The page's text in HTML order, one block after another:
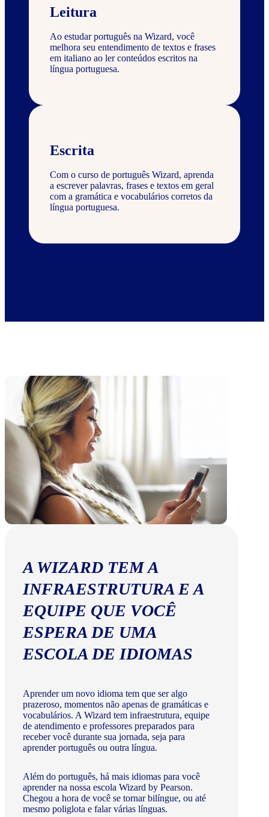
Leitura
Ao estudar português na Wizard, você
melhora seu entendimento de textos e frases
em italiano ao ler conteúdos escritos na
língua portuguesa.
Escrita
Com o curso de português Wizard, aprenda
a escrever palavras, frases e textos em geral
com a gramática e vocabulários corretos da
língua portuguesa.
A WIZARD TEM A
INFRAESTRUTURA E A
EQUIPE QUE VOCÊ
ESPERA DE UMA
ESCOLA DE IDIOMAS
Aprender um novo idioma tem que ser algo
prazeroso, momentos não apenas de gramáticas e
vocabulários. A Wizard tem infraestrutura, equipe
de atendimento e professores preparados para
receber você durante sua jornada, seja para
aprender português ou outra língua.
Além do português, há mais idiomas para você
aprender na nossa escola Wizard by Pearson.
Chegou a hora de você se tornar bilíngue, ou até
mesmo poliglota e falar várias línguas.